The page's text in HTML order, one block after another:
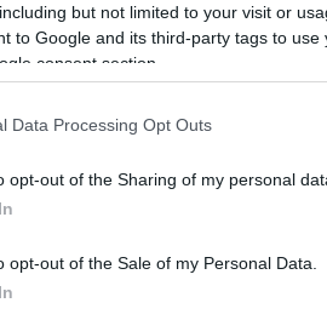
but not limited to your visit or
to Google and its third-party tags to
consent section.
Data Processing Opt Outs
opt-out of the Sharing of my personal
opt-out of the Sale of my Personal Data.